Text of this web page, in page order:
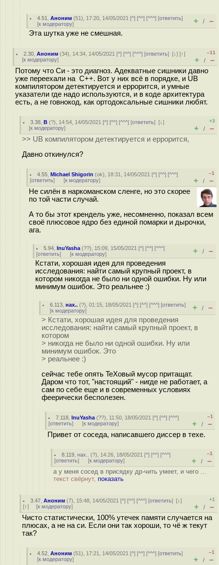
4.51 ,Аноним (51), 17:20, 14/05/2021 [^] [^^] [^^^] [ответить]
[к модератору] + / –
Эта шутка уже не смешная.
2.30 ,Аноним (34), 14:34, 14/05/2021 [^] [^^] [^^^] [ответить][↓] [↑]
[к модератору]
–11
+ / –
Потому что Си - это диагноз. Адекватные сишники давно
уже переехали на C++. Вот у них всё в порядке, и UB
компилятором детектируется и еррорится, и умные
указатели где надо используются, и в коде архитектура
есть, а не говнокод, как ортодоксальные сишники любят.
3.38 ,B (?), 14:54, 14/05/2021 [^] [^^] [^^^] [ответить][↓]
[к модератору]
+3
+ / –
>> UB компилятором детектируется и еррорится,
Давно откинулся?
4.55 ,Michael Shigorin (ok), 18:31, 14/05/2021 [^] [^^] [^^^]
[ответить] [к модератору]
–1
+ / –
Не силён в наркоманском сленге, но это скорее
по той части случай.
А то бы этот крендель уже, несомненно, показал всем
своё плюсовое ядро без единой помарки и дырочки,
ага.
5.94 ,InuYasha (??), 15:09, 15/05/2021 [^] [^^] [^^^]
[ответить] [к модератору] + / –
Кстати, хорошая идея для проведения
исследования: найти самый крупный проект, в
котором никогда не было ни одной ошибки. Ну или
минимум ошибок. Это реальнее :)
6.113 ,нах.. (?), 01:15, 18/05/2021 [^] [^^] [^^^] [ответить]
[к модератору] + / –
> Кстати, хорошая идея для проведения
исследования: найти самый крупный проект, в
котором
> никогда не было ни одной ошибки. Ну или
минимум ошибок. Это
> реальнее :)
сейчас тебе опять TeXовый мусор притащат.
Даром что тот, "настоящий" - нигде не работает, а
сам по себе еще и в современных условиях
феерически бесполезен.
7.118 ,InuYasha (??), 11:50, 18/05/2021 [^] [^^] [^^^]
[ответить] [к модератору]
–1
+ / –
Привет от соседа, написавшего диссер в техе.
8.119 ,нах.. (?), 14:26, 18/05/2021 [^] [^^] [^^^]
[ответить] [к модератору]
–1
+ / –
а у меня сосед в присядку др-чить умеет, и чего ...
текст свёрнут, показать
3.47 ,Аноним (7), 15:48, 14/05/2021 [^] [^^] [^^^] [ответить][↓]
[↑] [к модератору]
+1
+ / –
Чисто статистически, 100% утечек памяти случается на
плюсах, а не на си. Если они так хороши, то чё ж текут
так?
4.52 ,Аноним (51), 17:21, 14/05/2021 [^] [^^] [^^^] [ответить]
[к модератору]
–1
+ / –